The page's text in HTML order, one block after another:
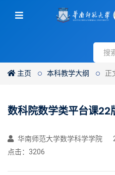
主页 本科教学大纲 正
数科院数学类平台课22
华南师范大学数学科学学院
点击： 3206